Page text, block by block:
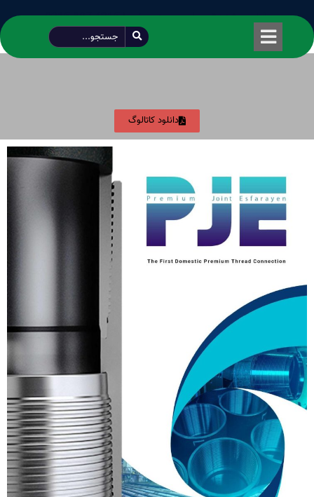
طراحی شده توسط محمود سیفی | 4215 887 0915
دانلود کاتالوگ